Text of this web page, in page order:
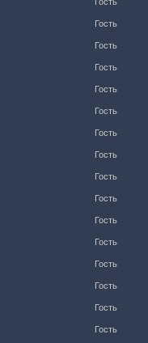
Гость
Гость
Гость
Гость
Гость
Гость
Гость
Гость
Гость
Гость
Гость
Гость
Гость
Гость
Гость